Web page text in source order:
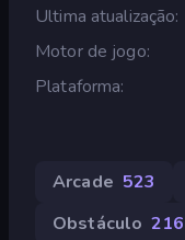
Ultima atualização
Motor de jogo
Plataforma
Arcade 523
Obstáculo 216